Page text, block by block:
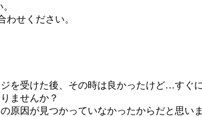
せください。
を受けた後、その時は良かったけど…すぐに
ませんか？
原因が見つかっていなかったからだと思いま